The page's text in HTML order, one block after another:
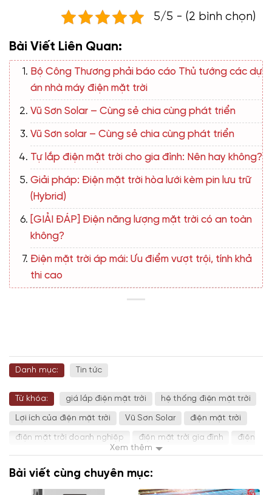
5/5 - (2 bình chọn)
Bài Viết Liên Quan:
Bộ Công Thương phải báo cáo Thủ tướng các dự
án nhà máy điện mặt trời
Vũ Sơn Solar – Cùng sẻ chia cùng phát triển
Vũ Sơn solar – Cùng sẻ chia cùng phát triển
Tự lắp điện mặt trời cho gia đình: Nên hay không?
Giải pháp: Điện mặt trời hòa lưới kèm pin lưu trữ
(Hybrid)
[GIẢI ĐÁP] Điện năng lượng mặt trời có an toàn
không?
Điện mặt trời áp mái: Ưu điểm vượt trội, tính khả
thi cao
Danh mục: Tin tức
Xem thêm
Từ khóa: giá lắp điện mặt trời hệ thống điện mặt trời
Lợi ích của điện mặt trời Vũ Sơn Solar điện mặt trời
điện mặt trời doanh nghiệp điện mặt trời gia đình điện
mặt trời vũ sơn
Bài viết cùng chuyên mục: